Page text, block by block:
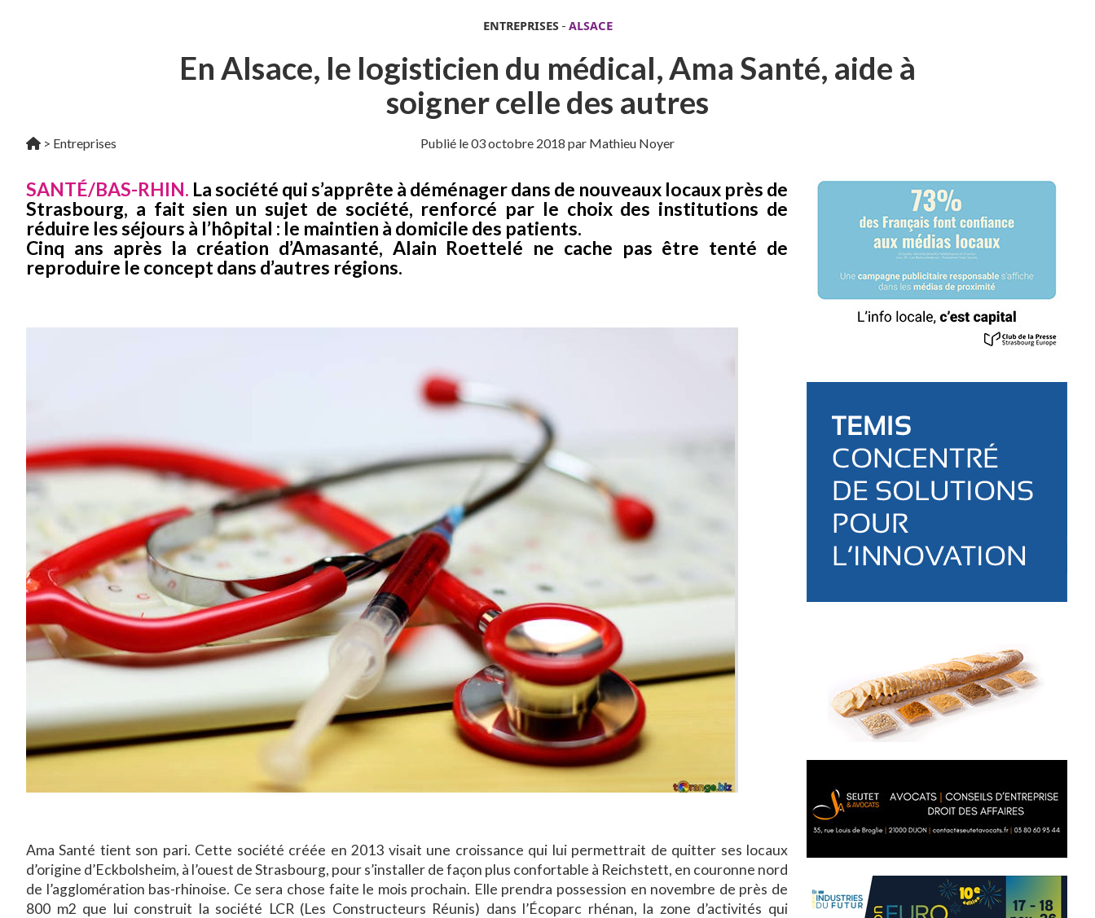
ENTREPRISES- ALSACE
En Alsace, le logisticien du médical, Ama Santé, aide à
soigner celle des autres
> Entreprises Publié le03 octobre 2018 par Mathieu Noyer
SANTÉ/BAS-RHIN. La société qui s’apprête à déménager dans de nouveaux locaux près de
Strasbourg, a fait sien un sujet de société, renforcé par le choix des institutions de
réduire les séjours à l’hôpital : le maintien à domicile des patients.
Cinq ans après la création d’Amasanté, Alain Roettelé ne cache pas être tenté de
reproduire le concept dans d’autres régions.
Ama Santé tient son pari. Cette société créée en 2013 visait une croissance qui lui permettrait de quitter ses locaux
d’origine d’Eckbolsheim, à l’ouest de Strasbourg, pour s’installer de façon plus confortable à Reichstett, en couronne nord
de l’agglomération bas-rhinoise. Ce sera chose faite le mois prochain. Elle prendra possession en novembre de près de
800 m2 que lui construit la société LCR (Les Constructeurs Réunis) dans l’Écoparc rhénan, la zone d’activités qui